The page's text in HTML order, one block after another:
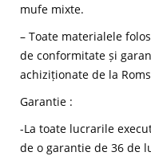
mufe mixte.
– Toate materialele
de conformitate și
achiziționate de la
Garantie :
-La toate lucrarile
de o garantie de 36 de